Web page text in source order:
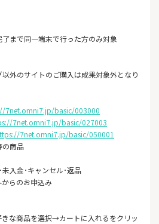
まで同一端末で行った方のみ対象
外のサイトのご購入は成果対象外となり
7net.omni7.jp/basic/003000
7net.omni7.jp/basic/027003
7net.omni7.jp/basic/050001
商品
入金･キャンセル･返品
らのお申込み
な商品を選択→カートに入れるをクリッ